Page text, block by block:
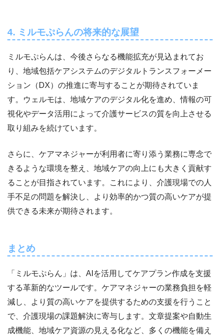
4. ミルモぷらんの将来的な展望
ミルモぷらんは、今後さらなる機能拡充が見込まれてお
り、地域包括ケアシステムのデジタルトランスフォーメー
ション（DX）の推進に寄与することが期待されていま
す。ウェルモは、地域ケアのデジタル化を進め、情報の可
視化やデータ活用によって介護サービスの質を向上させる
取り組みを続けています。
さらに、ケアマネジャーが利用者に寄り添う業務に専念で
きるような環境を整え、地域ケアの向上にも大きく貢献す
ることが目指されています。これにより、介護現場での人
手不足の問題を解決し、より効率的かつ質の高いケアが提
供できる未来が期待されます。
まとめ
「ミルモぷらん」は、AIを活用してケアプラン作成を支援
する革新的なツールです。ケアマネジャーの業務負担を軽
減し、より質の高いケアを提供するための支援を行うこと
で、介護現場の課題解決に寄与します。文章提案や自動生
成機能、地域ケア資源の見える化など、多くの機能を備え